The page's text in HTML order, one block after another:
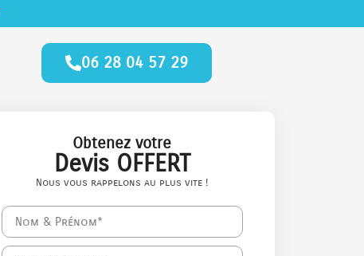
06 28 04 57 29
Obtenez votre
Devis OFFERT
Nous vous rappelons au plus vite !